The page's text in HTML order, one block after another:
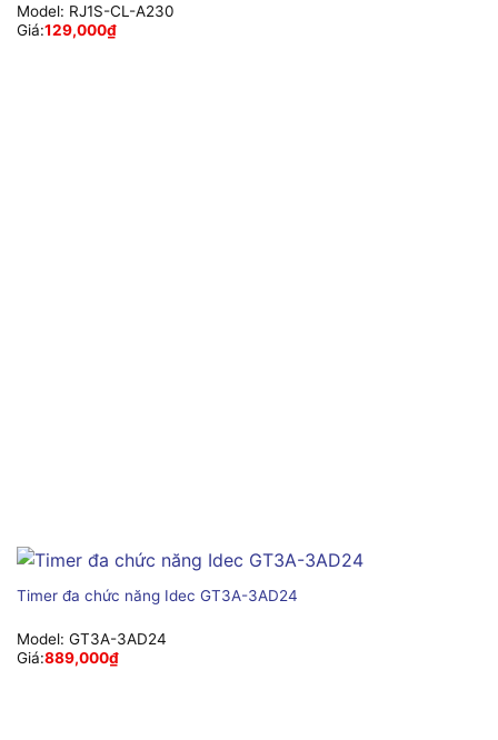
Model: RJ1S-CL-A230
Giá:129,000₫
Timer đa chức năng Idec GT3A-3AD24
Model: GT3A-3AD24
Giá:889,000₫